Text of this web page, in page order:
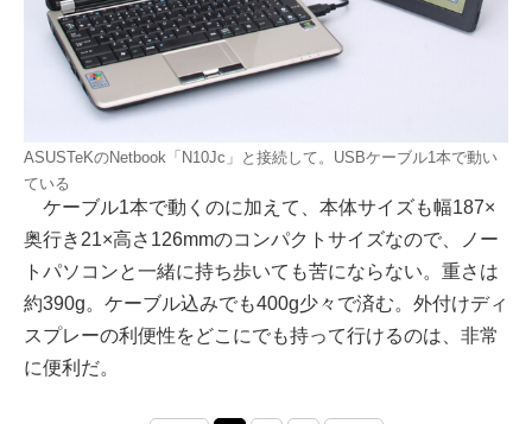
ASUSTeKのNetbook「N10Jc」と接続して。USBケーブル1本で動い
ている
ケーブル1本で動くのに加えて、本体サイズも幅187×
奥行き21×高さ126mmのコンパクトサイズなので、ノー
トパソコンと一緒に持ち歩いても苦にならない。重さは
約390g。ケーブル込みでも400g少々で済む。外付けディ
スプレーの利便性をどこにでも持って行けるのは、非常
に便利だ。